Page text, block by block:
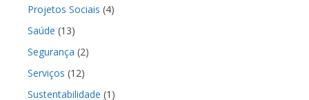
Projetos Sociais (4)
Saúde (13)
Segurança (2)
Serviços (12)
Sustentabilidade (1)